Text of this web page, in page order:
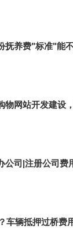
抚养费"标准"能
物网站开发建设
公司|注册公司费
车辆抵押过桥费